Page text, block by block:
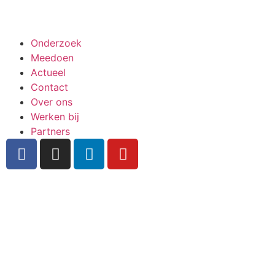
Onderzoek
Meedoen
Actueel
Contact
Over ons
Werken bij
Partners